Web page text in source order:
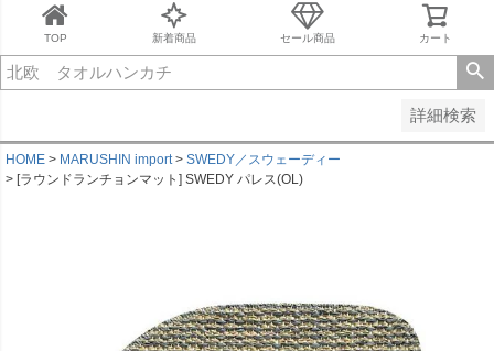
TOP 新着商品 セール商品 カート
詳細検索
キーワードヒット順
HOME MARUSHIN import
SWEDY／スウェーディー
[ラウンドランチョンマット] SWEDY パレス(OL)